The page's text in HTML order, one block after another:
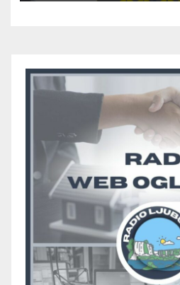
pripadnika HOS-a